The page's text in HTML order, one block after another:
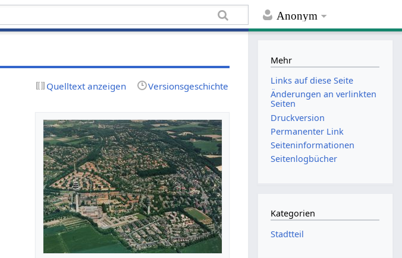
Anonym
Quelltext anzeigen Versionsgeschichte
Mehr
Links auf diese Seite
Änderungen an verlinkten
Seiten
Druckversion
Permanenter Link
Seiten­informationen
Seitenlogbücher
Kategorien
Stadtteil